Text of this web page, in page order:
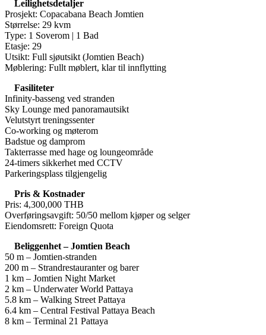
Leilighetsdetaljer
Prosjekt: Copacabana Beach Jomtien
Størrelse: 29 kvm
Type: 1 Soverom | 1 Bad
Etasje: 29
Utsikt: Full sjøutsikt (Jomtien Beach)
Møblering: Fullt møblert, klar til innflytting
Fasiliteter
Infinity-basseng ved stranden
Sky Lounge med panoramautsikt
Velutstyrt treningssenter
Co-working og møterom
Badstue og damprom
Takterrasse med hage og loungeområde
24-timers sikkerhet med CCTV
Parkeringsplass tilgjengelig
Pris & Kostnader
Pris: 4,300,000 THB
Overføringsavgift: 50/50 mellom kjøper og selger
Eiendomsrett: Foreign Quota
Beliggenhet – Jomtien Beach
50 m – Jomtien-stranden
200 m – Strandrestauranter og barer
1 km – Jomtien Night Market
2 km – Underwater World Pattaya
5.8 km – Walking Street Pattaya
6.4 km – Central Festival Pattaya Beach
8 km – Terminal 21 Pattaya